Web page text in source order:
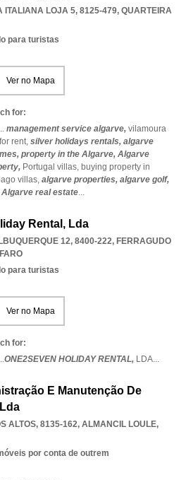
ITALIANA LOJA 5, 8125-479, QUARTEIRA
para turistas
Ver no Mapa
for:
management service algarve, vilamoura
rent, silver holidays rentals, algarve
property in the Algarve, Algarve
Portugal villas, buying property in
villas, algarve properties, algarve golf,
Algarve real estate...
Rental, Lda
12, 8400-222, FERRAGUDO
FARO
para turistas
Ver no Mapa
for:
ONE2SEVEN HOLIDAY RENTAL, LDA...
E Manutenção De
ALTOS, 8135-162, ALMANCIL LOULE,
por conta de outrem